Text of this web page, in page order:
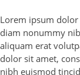
Lorem ipsum dolor
diam nonummy
aliquam erat
dolor sit amet,
nibh euismod